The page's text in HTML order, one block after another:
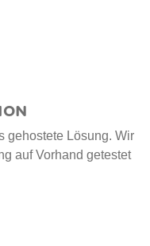
gehostete Lösung. Wir
auf Vorhand getestet